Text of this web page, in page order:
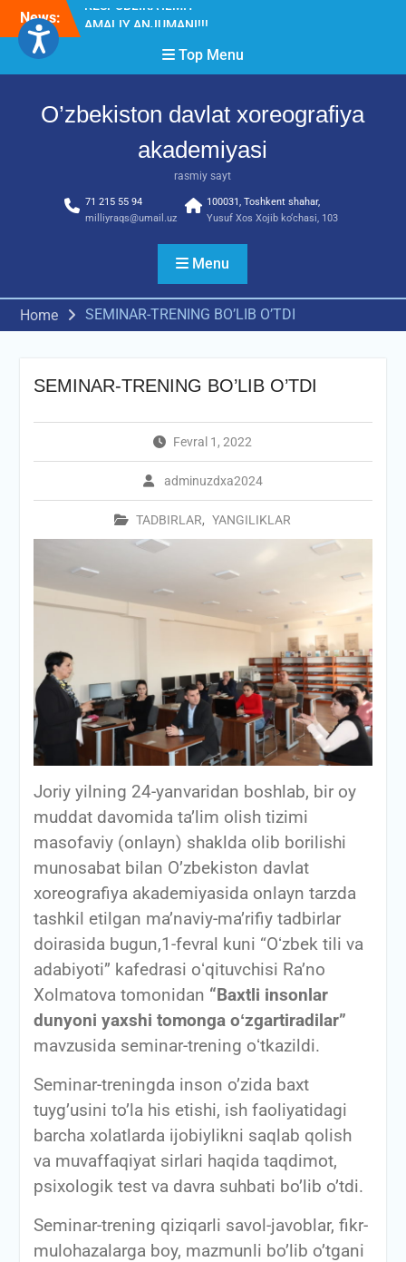
Skip
content
News:
Diqqat e’lon!
2026” tadbiri bo‘lib o‘tdi
RESPUBLIKA ILMIY-
Top Menu
O’zbekiston davlat xoreografiya
akademiyasi
rasmiy sayt
71 215 55 94
milliyraqs@umail.uz
100031, Toshkent shahar,
Yusuf Xos Xojib ko‘chasi, 103
Menu
Home SEMINAR-TRENING BO’LIB O’TDI
SEMINAR-TRENING BO’LIB O’TDI
Fevral 1, 2022
adminuzdxa2024
TADBIRLAR, YANGILIKLAR
Joriy yilning 24-yanvaridan boshlab, bir oy
muddat davomida ta’lim olish tizimi
masofaviy (onlayn) shaklda olib borilishi
munosabat bilan O’zbekiston davlat
xoreografiya akademiyasida onlayn tarzda
tashkil etilgan ma’naviy-ma’rifiy tadbirlar
doirasida bugun,1-fevral kuni “Oʻzbek tili va
adabiyoti” kafedrasi oʻqituvchisi Raʼno
Xolmatova tomonidan “Baxtli insonlar
dunyoni yaxshi tomonga oʻzgartiradilar”
mavzusida seminar-trening oʻtkazildi.
Seminar-treningda inson o’zida baxt
tuyg’usini to’la his etishi, ish faoliyatidagi
barcha xolatlarda ijobiylikni saqlab qolish
va muvaffaqiyat sirlari haqida taqdimot,
psixologik test va davra suhbati bo’lib o’tdi.
Seminar-trening qiziqarli savol-javoblar, fikr-
mulohazalarga boy, mazmunli bo’lib o’tgani